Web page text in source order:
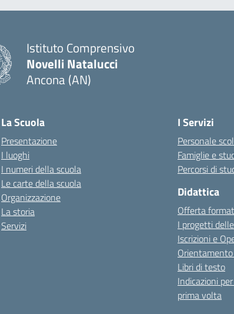
Istituto Comprensivo
Novelli Natalucci
Ancona (AN)
La Scuola
Presentazione
I luoghi
I numeri della scuola
Le carte della scuola
Organizzazione
La storia
Servizi
I Servizi
Personale
Famiglie e
Percorsi di
Didattica
Offerta
I progetti
Iscrizioni e
Libri di testo
Indicazioni
prima volta